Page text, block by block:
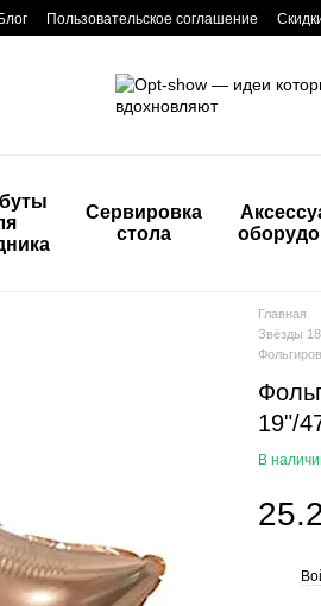
Блог Пользовательское соглашение
Сервировка
стола
Главная
Звёзды
19"/
В